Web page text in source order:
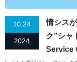
10.24
2024
情シス
ク”シャ
Service